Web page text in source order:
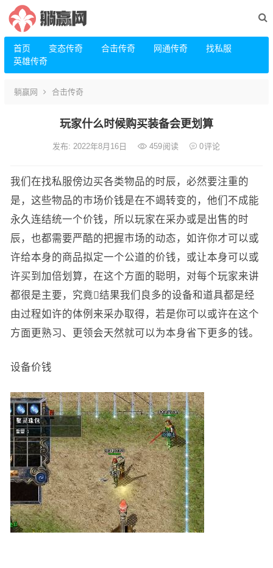
首页 变态传奇 合击传奇 网通传奇
找私服
英雄传奇
躺赢网 合击传奇
玩家什么时候购买装备会更划算
发布: 2022年8月16日 459阅读 0评论
我们在找私服傍边买各类物品的时辰，必然要注重的
是，这些物品的市场价钱是在不竭转变的，他们不成能
永久连结统一个价钱，所以玩家在采办或是出售的时
辰，也都需要严酷的把握市场的动态，如许你才可以或
许给本身的商品拟定一个公道的价钱，或让本身可以或
许买到加倍划算，在这个方面的聪明，对每个玩家来讲
都很是主要，究竟结果我们良多的设备和道具都是经
由过程如许的体例来采办取得，若是你可以或许在这个
方面更熟习、更领会天然就可以为本身省下更多的钱。
设备价钱